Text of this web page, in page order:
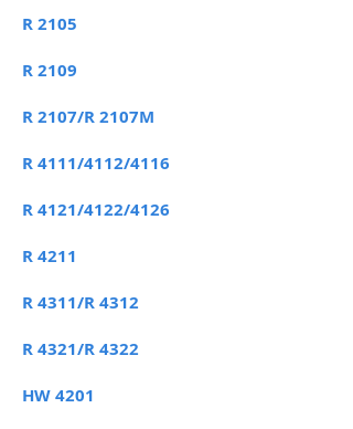
R 2105
R 2109
R 2107/R 2107M
R 4111/4112/4116
R 4121/4122/4126
R 4211
R 4311/R 4312
R 4321/R 4322
HW 4201